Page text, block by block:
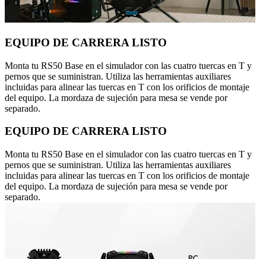
EQUIPO DE CARRERA LISTO
Monta tu RS50 Base en el simulador con las cuatro tuercas en T y
pernos que se suministran. Utiliza las herramientas auxiliares
incluidas para alinear las tuercas en T con los orificios de montaje
del equipo. La mordaza de sujeción para mesa se vende por
separado.
EQUIPO DE CARRERA LISTO
Monta tu RS50 Base en el simulador con las cuatro tuercas en T y
pernos que se suministran. Utiliza las herramientas auxiliares
incluidas para alinear las tuercas en T con los orificios de montaje
del equipo. La mordaza de sujeción para mesa se vende por
separado.